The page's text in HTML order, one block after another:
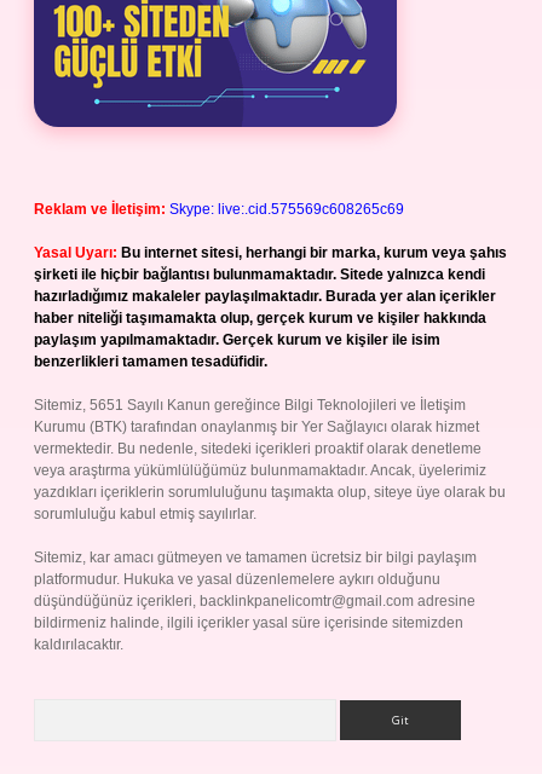
Reklam ve İletişim: Skype: live:.cid.575569c608265c69
Yasal Uyarı: Bu internet sitesi, herhangi bir marka, kurum veya şahıs
şirketi ile hiçbir bağlantısı bulunmamaktadır. Sitede yalnızca kendi
hazırladığımız makaleler paylaşılmaktadır. Burada yer alan içerikler
haber niteliği taşımamakta olup, gerçek kurum ve kişiler hakkında
paylaşım yapılmamaktadır. Gerçek kurum ve kişiler ile isim
benzerlikleri tamamen tesadüfidir.
Sitemiz, 5651 Sayılı Kanun gereğince Bilgi Teknolojileri ve İletişim
Kurumu (BTK) tarafından onaylanmış bir Yer Sağlayıcı olarak hizmet
vermektedir. Bu nedenle, sitedeki içerikleri proaktif olarak denetleme
veya araştırma yükümlülüğümüz bulunmamaktadır. Ancak, üyelerimiz
yazdıkları içeriklerin sorumluluğunu taşımakta olup, siteye üye olarak bu
sorumluluğu kabul etmiş sayılırlar.
Sitemiz, kar amacı gütmeyen ve tamamen ücretsiz bir bilgi paylaşım
platformudur. Hukuka ve yasal düzenlemelere aykırı olduğunu
düşündüğünüz içerikleri, backlinkpanelicomtr@gmail.com adresine
bildirmeniz halinde, ilgili içerikler yasal süre içerisinde sitemizden
kaldırılacaktır.